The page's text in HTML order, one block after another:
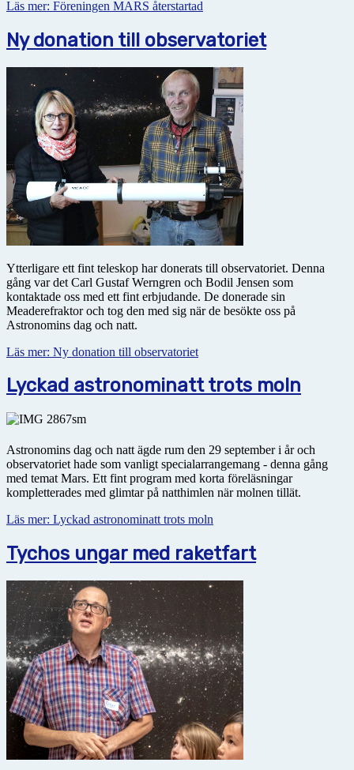
Läs mer: Föreningen MARS återstartad
Ny donation till observatoriet
Ytterligare ett fint teleskop har donerats till observatoriet. Denna
gång var det Carl Gustaf Werngren och Bodil Jensen som
kontaktade oss med ett fint erbjudande. De donerade sin
Meaderefraktor och tog den med sig när de besökte oss på
Astronomins dag och natt.
Läs mer: Ny donation till observatoriet
Lyckad astronominatt trots moln
Astronomins dag och natt ägde rum den 29 september i år och
observatoriet hade som vanligt specialarrangemang - denna gång
med temat Mars. Ett fint program med korta föreläsningar
kompletterades med glimtar på natthimlen när molnen tillät.
Läs mer: Lyckad astronominatt trots moln
Tychos ungar med raketfart